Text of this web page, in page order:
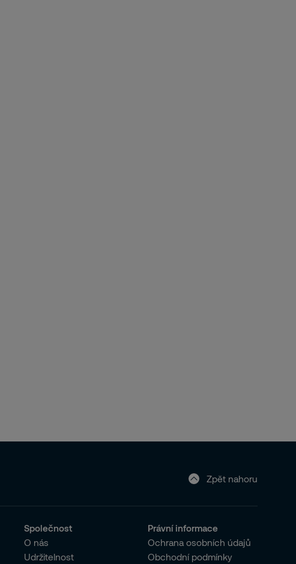
Zpět nahoru
Společnost
O nás
Udržitelnost
Právní informace
Ochrana osobních údajů
Obchodní podmínky